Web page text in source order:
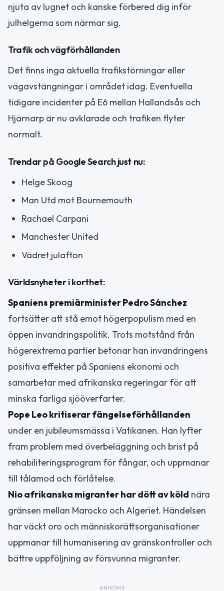
njuta av lugnet och kanske förbered dig inför
julhelgerna som närmar sig.
Trafik och vägförhållanden
Det finns inga aktuella trafikstörningar eller
vägavstängningar i området idag. Eventuella
tidigare incidenter på E6 mellan Hallandsås och
Hjärnarp är nu avklarade och trafiken flyter
normalt.
Trendar på Google Search just nu:
Helge Skoog
Man Utd mot Bournemouth
Rachael Carpani
Manchester United
Vädret julafton
Världsnyheter i korthet:
Spaniens premiärminister Pedro Sánchez
fortsätter att stå emot högerpopulism med en
öppen invandringspolitik. Trots motstånd från
högerextrema partier betonar han invandringens
positiva effekter på Spaniens ekonomi och
samarbetar med afrikanska regeringar för att
minska farliga sjööverfarter.
Pope Leo kritiserar fängelseförhållanden
under en jubileumsmässa i Vatikanen. Han lyfter
fram problem med överbeläggning och brist på
rehabiliteringsprogram för fångar, och uppmanar
till tålamod och förlåtelse.
Nio afrikanska migranter har dött av köld nära
gränsen mellan Marocko och Algeriet. Händelsen
har väckt oro och människorättsorganisationer
uppmanar till humanisering av gränskontroller och
bättre uppföljning av försvunna migranter.
ANNONS